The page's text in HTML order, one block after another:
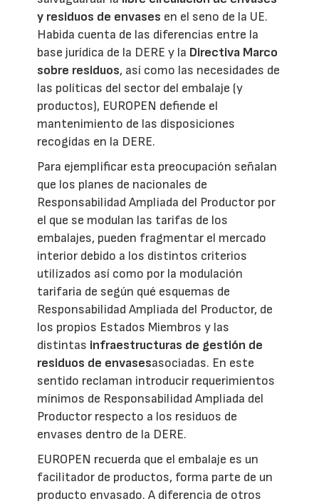
y residuos de envases en el seno de la UE.
Habida cuenta de las diferencias entre la
base jurídica de la DERE y la Directiva Marco
sobre residuos, así como las necesidades de
las políticas del sector del embalaje (y
productos), EUROPEN defiende el
mantenimiento de las disposiciones
recogidas en la DERE.
Para ejemplificar esta preocupación señalan
que los planes de nacionales de
Responsabilidad Ampliada del Productor por
el que se modulan las tarifas de los
embalajes, pueden fragmentar el mercado
interior debido a los distintos criterios
utilizados así como por la modulación
tarifaria de según qué esquemas de
Responsabilidad Ampliada del Productor, de
los propios Estados Miembros y las
distintas infraestructuras de gestión de
residuos de envasesasociadas. En este
sentido reclaman introducir requerimientos
mínimos de Responsabilidad Ampliada del
Productor respecto a los residuos de
envases dentro de la DERE.
EUROPEN recuerda que el embalaje es un
facilitador de productos, forma parte de un
producto envasado. A diferencia de otros